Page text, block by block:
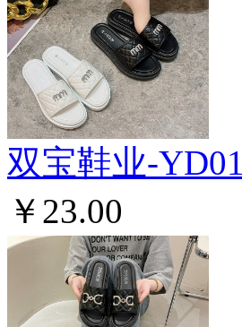
双宝鞋业-YD01
￥23.00